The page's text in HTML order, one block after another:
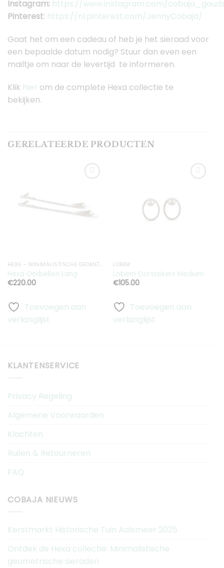
Instagram: https://www.instagram.com/
Pinterest: https://nl.pinterest.com/JennyCobaja/
Gaat het om een cadeau of heb je het sieraad voor
een bepaalde datum nodig? Stuur dan even een
mailtje om naar de levertijd te informeren.
Klik hier om de complete Hexa collectie te
bekijken.
GERELATEERDE PRODUCTEN
Toevoegen
aan
verlanglijst
Hexa Oorbellen Lang
€220.00
Toevoegen aan
verlanglijst
Toevoegen
verlanglijst
LOBEM
Lobem Oorstekers Medium
€105.00
Toevoegen aan
verlanglijst
KLANTENSERVICE
Privacy Regeling
Algemene Voorwaarden
Klachten
Ruilen & Retourneren
FAQ
COBAJA NIEUWS
Kerstmarkt Historische Tuin Aalsmeer 2025
Ontdek de Hexa collectie: Minimalistische
geometrische sieraden